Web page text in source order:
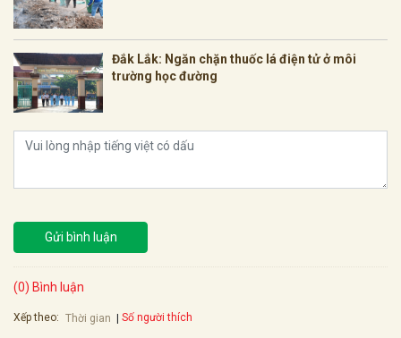
Đắk Lắk: Ngăn chặn thuốc lá điện tử ở môi
trường học đường
Gửi bình luận
(0) Bình luận
Xếp theo: Thời gian Số người thích